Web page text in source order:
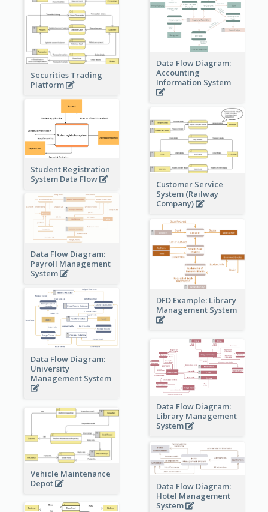
Data Flow Diagram:
Accounting
Information System
Securities Trading
Platform
Student Registration
System Data Flow
Customer Service
System (Railway
Company)
Data Flow Diagram:
Payroll Management
System
DFD Example: Library
Management System
Data Flow Diagram:
University
Management System
Data Flow Diagram:
Library Management
System
Vehicle Maintenance
Depot
Data Flow Diagram:
Hotel Management
System